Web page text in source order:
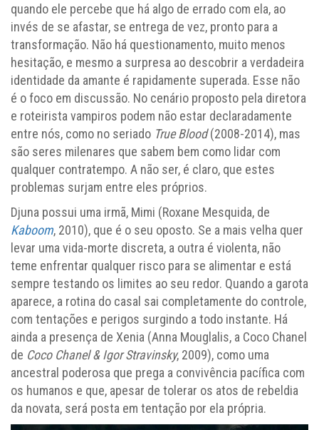
quando ele percebe que há algo de errado com ela, ao
invés de se afastar, se entrega de vez, pronto para a
transformação. Não há questionamento, muito menos
hesitação, e mesmo a surpresa ao descobrir a verdadeira
identidade da amante é rapidamente superada. Esse não
é o foco em discussão. No cenário proposto pela diretora
e roteirista vampiros podem não estar declaradamente
entre nós, como no seriado True Blood(2008-2014), mas
são seres milenares que sabem bem como lidar com
qualquer contratempo. A não ser, é claro, que estes
problemas surjam entre eles próprios.
Djuna possui uma irmã, Mimi (Roxane Mesquida, de
Kaboom, 2010), que é o seu oposto. Se a mais velha quer
levar uma vida-morte discreta, a outra é violenta, não
teme enfrentar qualquer risco para se alimentar e está
sempre testando os limites ao seu redor. Quando a garota
aparece, a rotina do casal sai completamente do controle,
com tentações e perigos surgindo a todo instante. Há
ainda a presença de Xenia (Anna Mouglalis, a Coco Chanel
de Coco Chanel & Igor Stravinsky, 2009), como uma
ancestral poderosa que prega a convivência pacífica com
os humanos e que, apesar de tolerar os atos de rebeldia
da novata, será posta em tentação por ela própria.